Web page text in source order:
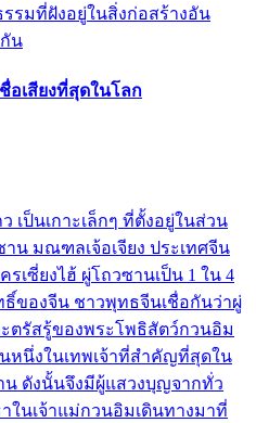
รมที่ฝังอยู่ในสิ่งก่อสร้างอัน
น
อเสียงที่สุดในโลก
เป็นเกาะเล็กๆ ที่ตั้งอยู่ในส่วน
น มณฑลเจ้อเจียง ประเทศจีน
เซี่ยงไฮ้ ผู่โถวซานเป็น 1 ใน 4
ของจีน ชาวพุทธจีนเชื่อกันว่าผู่
ตรัสรู้ของพระโพธิสัตว์กวนอิม
หนึ่งในเทพเจ้าที่สำคัญที่สุดใน
ดังนั้นจึงมีผู้แสวงบุญจากทั่ว
ในเจ้าแม่กวนอิมเดินทางมาที่